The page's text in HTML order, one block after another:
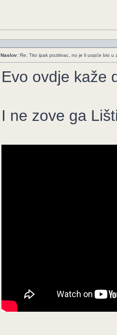
Naslov: Re: Tito ipak pozitivac, no je li uopće bio u
Evo ovdje kaže
I ne zove ga